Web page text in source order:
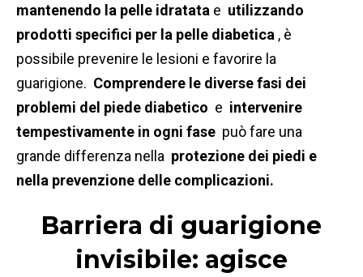
mantenendo la pelle idratata e utilizzando
prodotti specifici per la pelle diabetica , è
possibile prevenire le lesioni e favorire la
guarigione. Comprendere le diverse fasi dei
problemi del piede diabetico e intervenire
tempestivamente in ogni fase può fare una
grande differenza nella protezione dei piedi e
nella prevenzione delle complicazioni.
Barriera di guarigione
invisibile: agisce